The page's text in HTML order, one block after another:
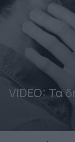
VIDEO: Τα